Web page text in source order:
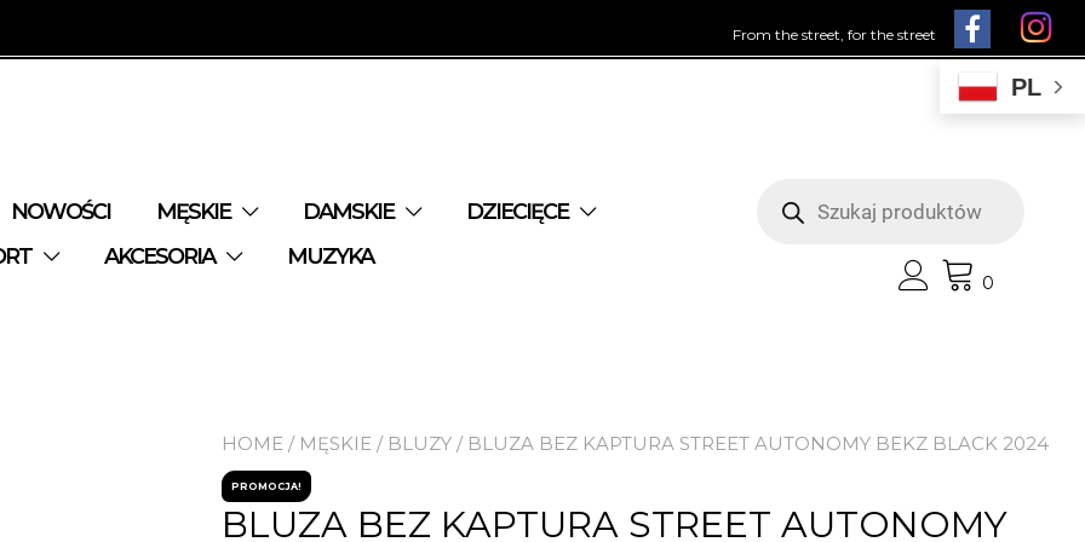
From the street, for the street
PL
NOWOŚCI MĘSKIE DAMSKIE
DZIECIĘCE
AKCESORIA MUZYKA
produktów
0
HOME/ MĘSKIE/ BLUZY/ BLUZA BEZ KAPTURA STREET AUTONOMY BEKZ BLACK 2024
PROMOCJA!
BLUZA BEZ KAPTURA STREET AUTONOMY